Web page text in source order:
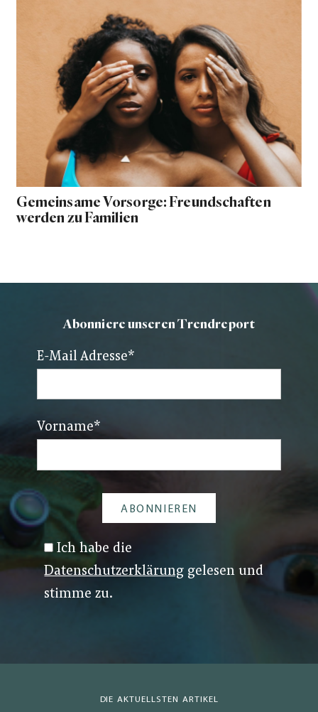
Gemeinsame Vorsorge: Freundschaften
werden zu Familien
Abonniere unseren Trendreport
E-Mail Adresse*
Vorname*
Ich habe die
Datenschutzerklärung gelesen und
stimme zu.
DIE AKTUELLSTEN ARTIKEL